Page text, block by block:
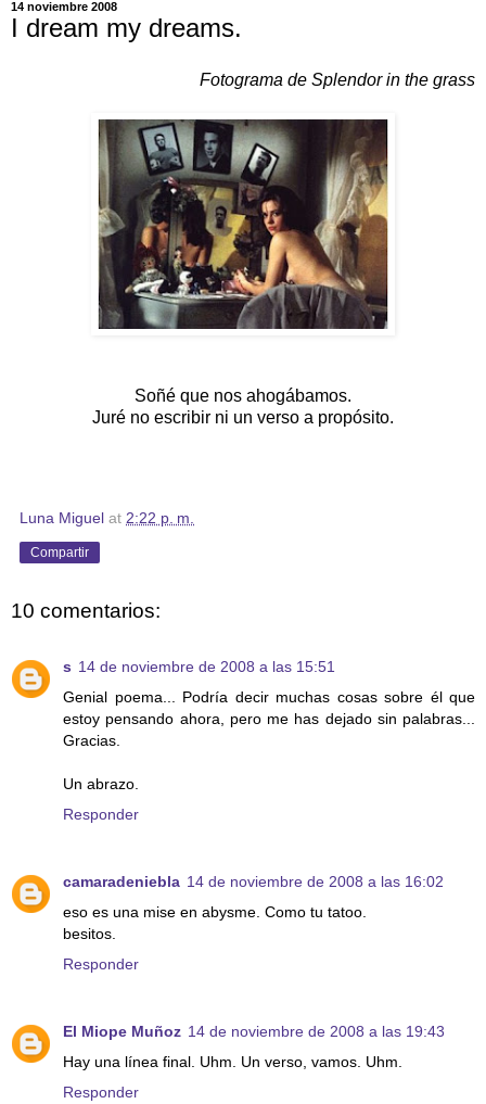
14 noviembre 2008
I dream my dreams.
Fotograma de Splendor in the grass
Soñé que nos ahogábamos.
Juré no escribir ni un verso a propósito.
Luna Miguel at 2:22 p. m.
Compartir
10 comentarios:
s 14 de noviembre de 2008 a las 15:51
Genial poema... Podría decir muchas cosas sobre él que
estoy pensando ahora, pero me has dejado sin palabras...
Gracias.
Un abrazo.
Responder
camaradeniebla 14 de noviembre de 2008 a las 16:02
eso es una mise en abysme. Como tu tatoo.
besitos.
Responder
El Miope Muñoz 14 de noviembre de 2008 a las 19:43
Hay una línea final. Uhm. Un verso, vamos. Uhm.
Responder